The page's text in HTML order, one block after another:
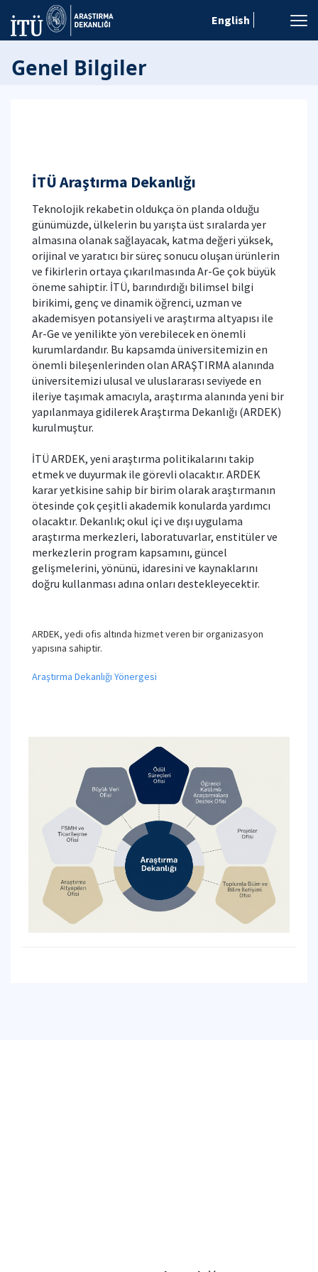
English
Genel Bilgiler
İTÜ Araştırma Dekanlığı
Teknolojik rekabetin oldukça ön planda olduğu
günümüzde, ülkelerin bu yarışta üst sıralarda yer
almasına olanak sağlayacak, katma değeri yüksek,
orijinal ve yaratıcı bir süreç sonucu oluşan ürünlerin
ve fikirlerin ortaya çıkarılmasında Ar-Ge çok büyük
öneme sahiptir. İTÜ, barındırdığı bilimsel bilgi
birikimi, genç ve dinamik öğrenci, uzman ve
akademisyen potansiyeli ve araştırma altyapısı ile
Ar-Ge ve yenilikte yön verebilecek en önemli
kurumlardandır. Bu kapsamda üniversitemizin en
önemli bileşenlerinden olan ARAŞTIRMA alanında
üniversitemizi ulusal ve uluslararası seviyede en
ileriye taşımak amacıyla, araştırma alanında yeni bir
yapılanmaya gidilerek Araştırma Dekanlığı (ARDEK)
kurulmuştur.
İTÜ ARDEK, yeni araştırma politikalarını takip
etmek ve duyurmak ile görevli olacaktır. ARDEK
karar yetkisine sahip bir birim olarak araştırmanın
ötesinde çok çeşitli akademik konularda yardımcı
olacaktır. Dekanlık; okul içi ve dışı uygulama
araştırma merkezleri, laboratuvarlar, enstitüler ve
merkezlerin program kapsamını, güncel
gelişmelerini, yönünü, idaresini ve kaynaklarını
doğru kullanması adına onları destekleyecektir.
ARDEK, yedi ofis altında hizmet veren bir organizasyon
yapısına sahiptir.
Araştırma Dekanlığı Yönergesi